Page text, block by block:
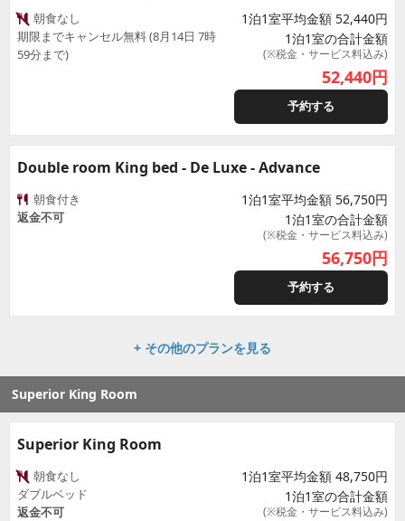
朝食なし
期限までキャンセル無料 (8月14日 7時
59分まで)
1泊1室平均金額 52,440円
1泊1室の合計金額
(※税金・サービス料込み)
52,440円
予約する
Double room King bed - De Luxe - Advance
朝食付き
返金不可
1泊1室平均金額 56,750円
1泊1室の合計金額
(※税金・サービス料込み)
56,750円
予約する
+ その他のプランを見る
Superior King Room
Superior King Room
朝食なし
ダブルベッド
返金不可
1泊1室平均金額 48,750円
1泊1室の合計金額
(※税金・サービス料込み)